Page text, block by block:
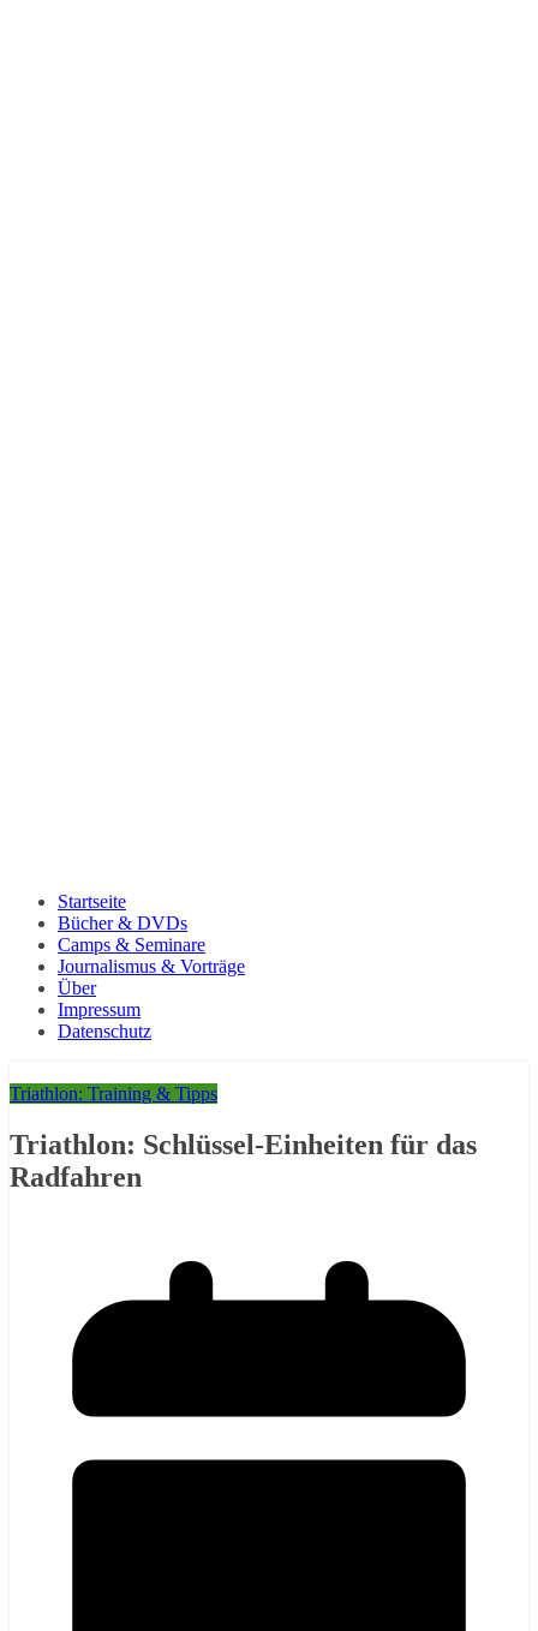
Startseite
Bücher & DVDs
Camps & Seminare
Journalismus & Vorträge
Über
Impressum
Datenschutz
Triathlon: Training & Tipps
Triathlon: Schlüssel-Einheiten für das
Radfahren